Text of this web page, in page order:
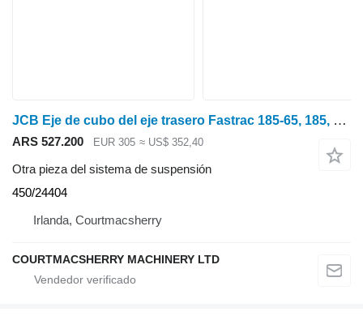
JCB Eje de cubo del eje trasero Fastrac 185-65, 185, 416s, 414s, 3200, 3190 450/24404 para tractor de ruedas
ARS 527.200 EUR 305 ≈ US$ 352,40
Otra pieza del sistema de suspensión
450/24404
Irlanda, Courtmacsherry
COURTMACSHERRY MACHINERY LTD